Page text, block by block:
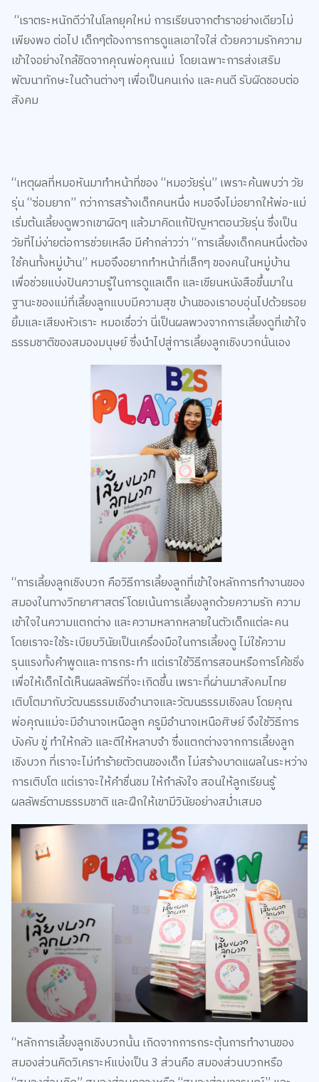
“เราตระหนักดีว่าในโลกยุคใหม่ การเรียนจากตำราอย่างเดียวไม่
เพียงพอ ต่อไป เด็กๆต้องการการดูแลเอาใจใส่ ด้วยความรักความ
เข้าใจอย่างใกล้ชิดจากคุณพ่อคุณแม่ โดยเฉพาะการส่งเสริม
พัฒนาทักษะในด้านต่างๆ เพื่อเป็นคนเก่ง และคนดี รับผิดชอบต่อ
สังคม
“เหตุผลที่หมอหันมาทำหน้าที่ของ “หมอวัยรุ่น” เพราะค้นพบว่า วัย
รุ่น “ซ่อมยาก” กว่าการสร้างเด็กคนหนึ่ง หมอจึงไม่อยากให้พ่อ-แม่
เริ่มต้นเลี้ยงดูพวกเขาผิดๆ แล้วมาคิดแก้ปัญหาตอนวัยรุ่น ซึ่งเป็น
วัยที่ไม่ง่ายต่อการช่วยเหลือ มีคำกล่าวว่า “การเลี้ยงเด็กคนหนึ่งต้อง
ใช้คนทั้งหมู่บ้าน” หมอจึงอยากทำหน้าที่เล็กๆ ของคนในหมู่บ้าน
เพื่อช่วยแบ่งปันความรู้ในการดูแลเด็ก และเขียนหนังสือขึ้นมาใน
ฐานะของแม่ที่เลี้ยงลูกแบบมีความสุข บ้านของเราอบอุ่นไปด้วยรอย
ยิ้มและเสียงหัวเราะ หมอเชื่อว่า นี่เป็นผลพวงจากการเลี้ยงดูที่เข้าใจ
ธรรมชาติของสมองมนุษย์ ซึ่งนำไปสู่การเลี้ยงลูกเชิงบวกนั่นเอง
“การเลี้ยงลูกเชิงบวก คือวิธีการเลี้ยงลูกที่เข้าใจหลักการทำงานของ
สมองในทางวิทยาศาสตร์ โดยเน้นการเลี้ยงลูกด้วยความรัก ความ
เข้าใจในความแตกต่าง และความหลากหลายในตัวเด็กแต่ละคน
โดยเราจะใช้ระเบียบวินัยเป็นเครื่องมือในการเลี้ยงดู ไม่ใช้ความ
รุนแรงทั้งคำพูดและการกระทำ แต่เราใช้วิธีการสอนหรือการโค้ชชิ่ง
เพื่อให้เด็กได้เห็นผลลัพธ์ที่จะเกิดขึ้น เพราะที่ผ่านมาสังคมไทย
เติบโตมากับวัฒนธรรมเชิงอำนาจและวัฒนธรรมเชิงลบ โดยคุณ
พ่อคุณแม่จะมีอำนาจเหนือลูก ครูมีอำนาจเหนือศิษย์ จึงใช้วิธีการ
บังคับ ขู่ ทำให้กลัว และตีให้หลาบจำ ซึ่งแตกต่างจากการเลี้ยงลูก
เชิงบวก ที่เราจะไม่ทำร้ายตัวตนของเด็ก ไม่สร้างบาดแผลในระหว่าง
การเติบโต แต่เราจะให้คำชื่นชม ให้กำลังใจ สอนให้ลูกเรียนรู้
ผลลัพธ์ตามธรรมชาติ และฝึกให้เขามีวินัยอย่างสม่ำเสมอ
“หลักการเลี้ยงลูกเชิงบวกนั้น เกิดจากการกระตุ้นการทำงานของ
สมองส่วนคิดวิเคราะห์แบ่งเป็น 3 ส่วนคือ สมองส่วนบวกหรือ
“สมองส่วนคิด” สมองส่วนกลางหรือ “สมองส่วนอารมณ์” และ